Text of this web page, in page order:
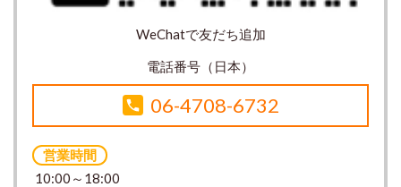
WeChatで友だち追加
電話番号（日本）
06-4708-6732
営業時間
10:00～18:00